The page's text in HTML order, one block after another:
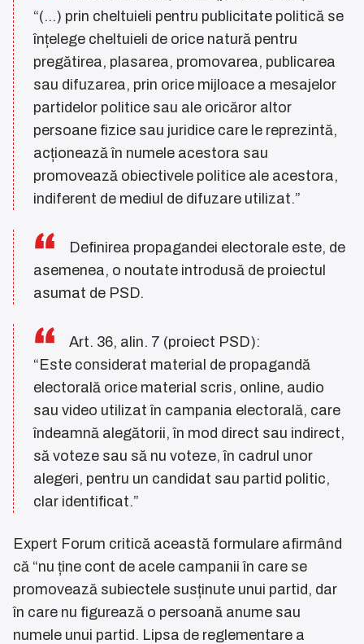
“(...) prin cheltuieli pentru publicitate politică se
înțelege cheltuieli de orice natură pentru
pregătirea, plasarea, promovarea, publicarea
sau difuzarea, prin orice mijloace a mesajelor
partidelor politice sau ale oricăror altor
persoane fizice sau juridice care le reprezintă,
acționează în numele acestora sau
promovează obiectivele politice ale acestora,
indiferent de mediul de difuzare utilizat.”
Definirea propagandei electorale este, de
asemenea, o noutate introdusă de proiectul
asumat de PSD.
Art. 36, alin. 7 (proiect PSD):
“Este considerat material de propagandă
electorală orice material scris, online, audio
sau video utilizat în campania electorală, care
îndeamnă alegătorii, în mod direct sau indirect,
să voteze sau să nu voteze, în cadrul unor
alegeri, pentru un candidat sau partid politic,
clar identificat.”
Expert Forum critică această formulare afirmând
că “nu ține cont de acele campanii în care se
promovează subiectele susținute unui partid, dar
în care nu figurează o persoană anume sau
numele unui partid. Lipsa de reglementare a